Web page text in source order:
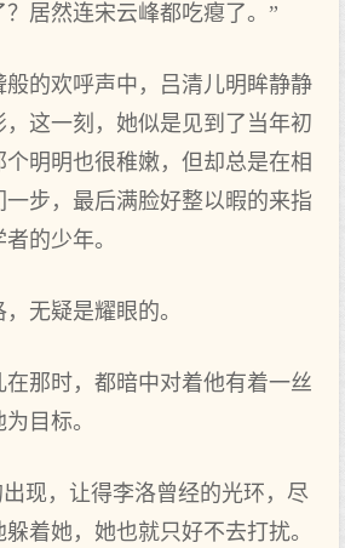
居然连宋云峰都吃瘪了。”
般的欢呼声中，吕清儿明眸静静
，这一刻，她似是见到了当年初
明明也很稚嫩，但却总是在相
步，最后满脸好整以暇的来指
的少年。
无疑是耀眼的。
在那时，都暗中对着他有着一丝
目标。
现，让得李洛曾经的光环，尽
着她，她也就只好不去打扰。